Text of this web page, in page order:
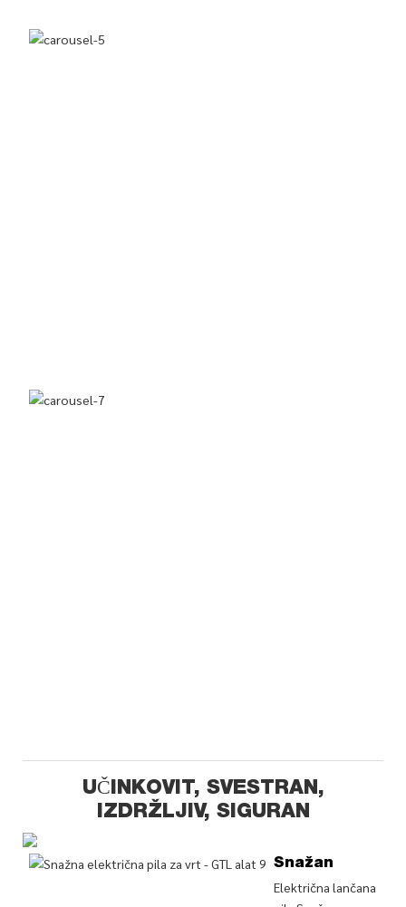
UČINKOVIT, SVESTRAN,
IZDRŽLJIV, SIGURAN
Snažan
Električna lančana